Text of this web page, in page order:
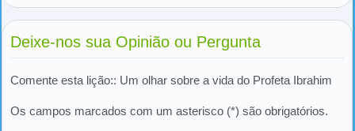
Deixe-nos sua Opinião ou Pergunta
Comente esta lição:: Um olhar sobre a vida do Profeta Ibrahim
Os campos marcados com um asterisco (*) são obrigatórios.